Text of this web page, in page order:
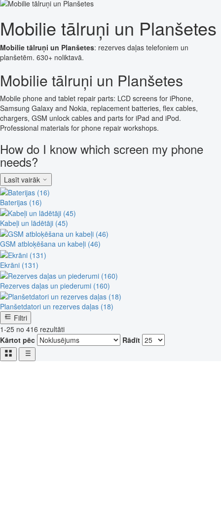
Mobilie tālruņi un Planšetes
Mobilie tālruņi un Planšetes: rezerves daļas telefoniem un
planšetēm. 630+ noliktavā.
Mobilie tālruņi un Planšetes
Mobile phone and tablet repair parts: LCD screens for iPhone,
Samsung Galaxy and Nokia, replacement batteries, flex cables,
chargers, GSM unlock cables and parts for iPad and iPod.
Professional materials for phone repair workshops.
How do I know which screen my phone
needs?
Lasīt vairāk
Baterijas (16)
Kabeļi un lādētāji (45)
GSM atbloķēšana un kabeļi (46)
Ekrāni (131)
Rezerves daļas un piederumi (160)
Planšetdatori un rezerves daļas (18)
Filtri
1-25 no 416 rezultāti
Kārtot pēc
Rādīt